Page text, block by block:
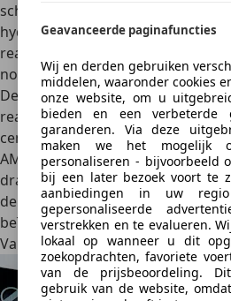
Geavanceerde paginafuncties
Wij en derden gebruiken
middelen, waaronder cookies
onze website, om u
bieden en een verbeterde
garanderen. Via deze
maken we het mogelijk
personaliseren - bijvoorbeeld
bij een later bezoek voort te
aanbiedingen in uw
gepersonaliseerde
verstrekken en te evalueren.
lokaal op wanneer u dit
zoekopdrachten, favoriete
van de prijsbeoordeling.
gebruik van de website,
schokdempers zijn semi-actief.
hydraulische elementen werken.
reactiesnelheid verhoogd en zijn
nodig.
De carrosserie kan daardoor
reageren op rolbewegingen,
centrale computer met krachtige
AMG Race Engineer regel je de
draaiknoppen op de
de drie elektromotoren
beïnvloeden of de tractie wijzigen.
Vanzelfsprekend heeft de AMG